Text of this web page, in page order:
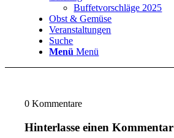
Buffetvorschläge 2025
Obst & Gemüse
Veranstaltungen
Suche
Menü Menü
0 Kommentare
Hinterlasse einen Kommentar